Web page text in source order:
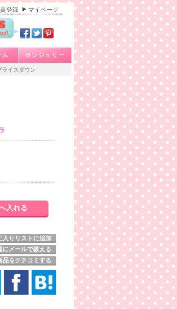
登録 マイページ
ム ランジェリー
ライスダウン
入りリストに追加
にメールで教える
品をクチコミする